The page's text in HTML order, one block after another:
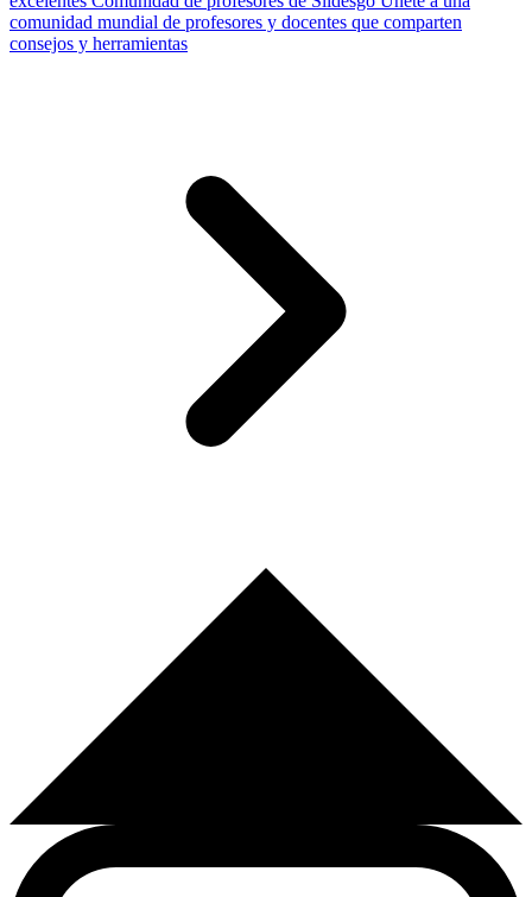
comunidad mundial de profesores y docentes que comparten
consejos y herramientas